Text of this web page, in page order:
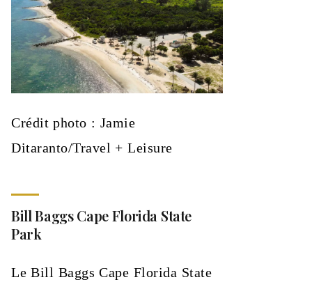
Crédit photo : Jamie
Ditaranto/Travel + Leisure
Bill Baggs Cape Florida State
Park
Le Bill Baggs Cape Florida State